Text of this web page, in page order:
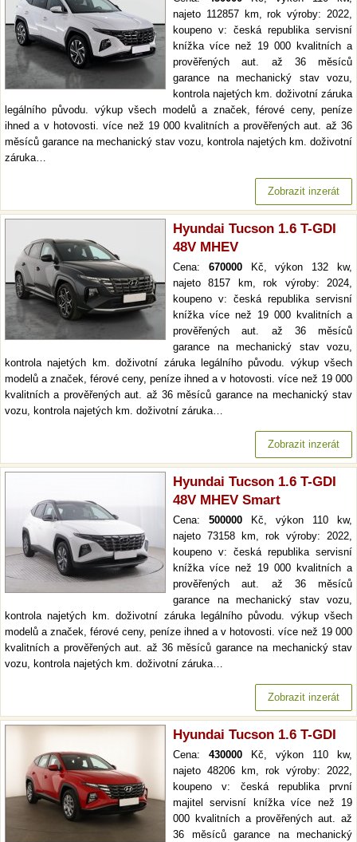
najeto 112857 km, rok výroby: 2022,
koupeno v: česká republika servisní
knížka více než 19 000 kvalitních a
prověřených aut. až 36 měsíců
garance na mechanický stav vozu,
kontrola najetých km. doživotní záruka
legálního původu. výkup všech modelů a značek, férové ceny, peníze
ihned a v hotovosti. více než 19 000 kvalitních a prověřených aut. až 36
měsíců garance na mechanický stav vozu, kontrola najetých km. doživotní
záruka…
Zobrazit inzerát
Hyundai Tucson 1.6 T-GDI
48V MHEV
Cena: 670000Kč, výkon 132 kw,
najeto 8157 km, rok výroby: 2024,
koupeno v: česká republika servisní
knížka více než 19 000 kvalitních a
prověřených aut. až 36 měsíců
garance na mechanický stav vozu,
kontrola najetých km. doživotní záruka legálního původu. výkup všech
modelů a značek, férové ceny, peníze ihned a v hotovosti. více než 19 000
kvalitních a prověřených aut. až 36 měsíců garance na mechanický stav
vozu, kontrola najetých km. doživotní záruka…
Zobrazit inzerát
Hyundai Tucson 1.6 T-GDI
48V MHEV Smart
Cena: 500000 Kč, výkon 110 kw,
najeto 73158 km, rok výroby: 2022,
koupeno v: česká republika servisní
knížka více než 19 000 kvalitních a
prověřených aut. až 36 měsíců
garance na mechanický stav vozu,
kontrola najetých km. doživotní záruka legálního původu. výkup všech
modelů a značek, férové ceny, peníze ihned a v hotovosti. více než 19 000
kvalitních a prověřených aut. až 36 měsíců garance na mechanický stav
vozu, kontrola najetých km. doživotní záruka…
Zobrazit inzerát
Hyundai Tucson 1.6 T-GDI
Cena: 430000 Kč, výkon 110 kw,
najeto 48206 km, rok výroby: 2022,
koupeno v: česká republika první
majitel servisní knížka více než 19
000 kvalitních a prověřených aut. až
36 měsíců garance na mechanický